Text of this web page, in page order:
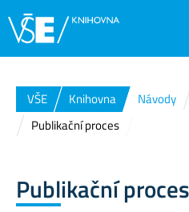
VŠE Knihovna Návody
Publikační proces
Publikační proces